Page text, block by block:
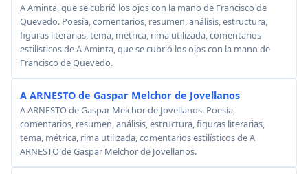
A Aminta, que se cubrió los ojos con la mano de Francisco de
Quevedo. Poesía, comentarios, resumen, análisis, estructura,
figuras literarias, tema, métrica, rima utilizada, comentarios
estilísticos de A Aminta, que se cubrió los ojos con la mano de
Francisco de Quevedo.
A ARNESTO de Gaspar Melchor de Jovellanos
A ARNESTO de Gaspar Melchor de Jovellanos. Poesía,
comentarios, resumen, análisis, estructura, figuras literarias,
tema, métrica, rima utilizada, comentarios estilísticos de A
ARNESTO de Gaspar Melchor de Jovellanos.